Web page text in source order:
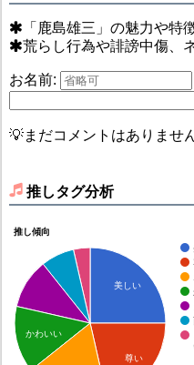
「鹿島雄三」の魅力や特
荒らし行為や誹謗中傷、
お名前:
💡まだコメントはありませ
推しタグ分析
推し傾向
美しい
尊い
かわいい